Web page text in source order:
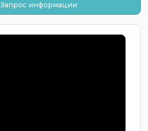
Запрос информации